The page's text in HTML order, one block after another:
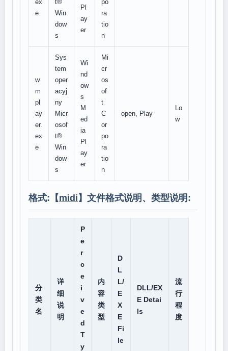
ex
e
t®
Win
dow
s
Pl
ay
er
po
ra
tio
n
w
m
pl
ay
er.
ex
e
Sys
tem
oper
acyj
ny
Micr
osof
t®
Win
dow
s
Wi
nd
ow
s
M
ed
ia
Pl
ay
er
Mi
cr
os
of
t
C
or
po
ra
tio
n
open, Play
Lo
w
格式:【midi 】文件格式说明、类型说明:
分
类
名
详
细
说
明
P
e
r
c
e
i
v
e
d
T
y
内
容
类
型
D
L
L/
E
X
E
Fi
le
DLL/EX
E Detai
ls
流
行
程
度